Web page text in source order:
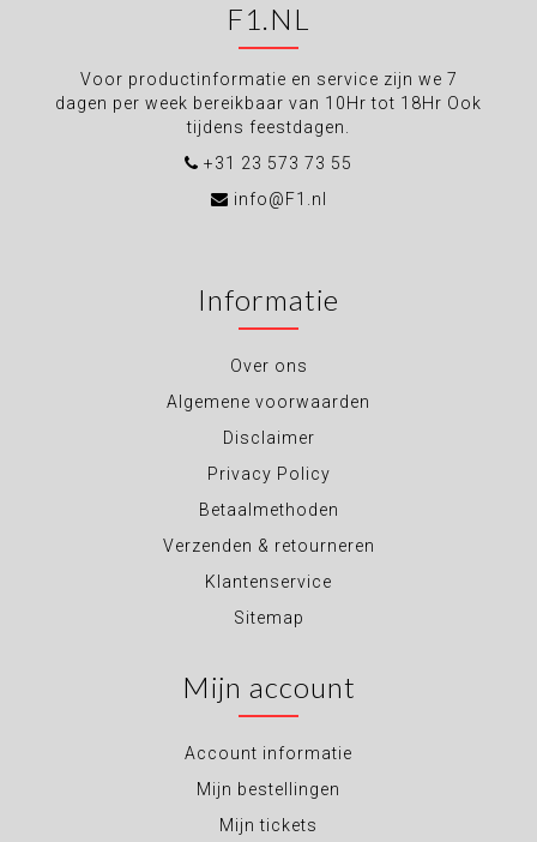
F1.NL
Voor productinformatie en service zijn we 7
dagen per week bereikbaar van 10Hr tot 18Hr Ook
tijdens feestdagen.
+31 23 573 73 55
info@F1.nl
Informatie
Over ons
Algemene voorwaarden
Disclaimer
Privacy Policy
Betaalmethoden
Verzenden & retourneren
Klantenservice
Sitemap
Mijn account
Account informatie
Mijn bestellingen
Mijn tickets